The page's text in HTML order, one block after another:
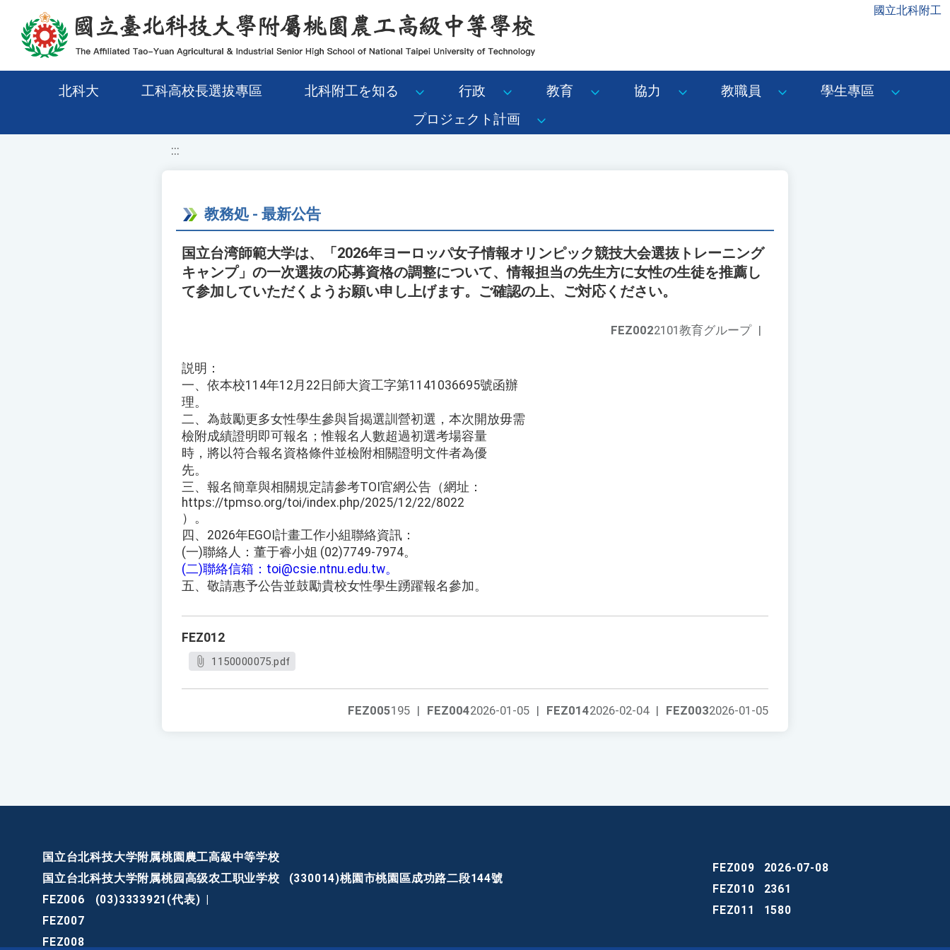
移至網頁之主要內容區位置 國立北科附工
北科大 工科高校長選拔專區 北科附工を知る 行政 教育 協力 教職員
學生專區
プロジェクト計画
:::
教務処 - 最新公告
国立台湾師範大学は、「2026年ヨーロッパ女子情報オリンピック競技大会選抜トレーニング
キャンプ」の一次選抜の応募資格の調整について、情報担当の先生方に女性の生徒を推薦し
て参加していただくようお願い申し上げます。ご確認の上、ご対応ください。
FEZ0022101教育グループ |
説明：
一、依本校114年12月22日師大資工字第1141036695號函辦
理。
二、為鼓勵更多女性學生參與旨揭選訓營初選，本次開放毋需
檢附成績證明即可報名；惟報名人數超過初選考場容量
時，將以符合報名資格條件並檢附相關證明文件者為優
先。
三、報名簡章與相關規定請參考TOI官網公告（網址：
https://tpmso.org/toi/index.php/2025/12/22/8022
）。
四、2026年EGOI計畫工作小組聯絡資訊：
(一)聯絡人：董于睿小姐 (02)7749-7974。
(二)聯絡信箱：toi@csie.ntnu.edu.tw。
五、敬請惠予公告並鼓勵貴校女性學生踴躍報名參加。
FEZ012
1150000075.pdf
FEZ0032026-01-05
FEZ0142026-02-04 |
FEZ0042026-01-05 |
FEZ005195 |
国立台北科技大学附属桃園農工高級中等学校
国立台北科技大学附属桃园高级农工职业学校
(330014)桃園市桃園區成功路二段144號
FEZ006
(03)3333921(代表)
FEZ007
FEZ008
FEZ009
2026-07-08
FEZ010
2361
FEZ011
1580